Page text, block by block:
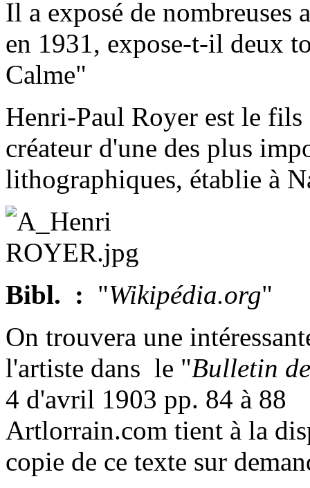
Il a exposé de nombreuses
en 1931, expose-t-il deux
Calme"
Henri-Paul Royer est le
créateur d'une des plus
lithographiques, établie à
Bibl. : "Wikipédia.org"
On trouvera une
l'artiste dans le "Bulletin
4 d'avril 1903 pp. 84 à 88
Artlorrain.com tient à la
copie de ce texte sur